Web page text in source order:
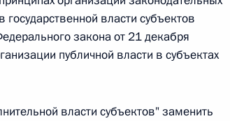
власти субъектов
закона от 21 декабря
публичной власти в субъектах
власти субъектов" заменить